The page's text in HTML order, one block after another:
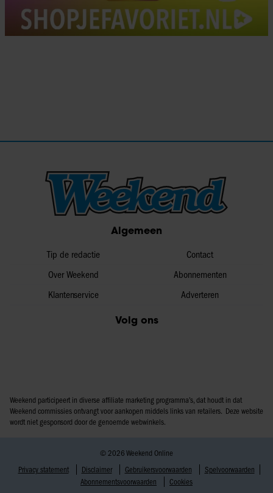
Algemeen
Tip de redactie
Over Weekend
Klantenservice
Contact
Abonnementen
Adverteren
Volg ons
Weekend participeert in diverse affiliate marketing programma’s, dat houdt in dat
Weekend commissies ontvangt voor aankopen middels links van retailers. Deze website
wordt niet gesponsord door de genoemde webwinkels.
© 2026 Weekend Online
Privacy statement
Disclaimer Gebruikersvoorwaarden
Spelvoorwaarden
Abonnementsvoorwaarden
Cookies